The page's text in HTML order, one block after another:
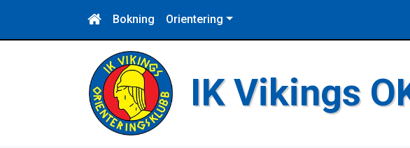
Bokning Orientering
IK Vikings